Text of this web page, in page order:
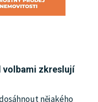
volbami zkreslují
nějakého